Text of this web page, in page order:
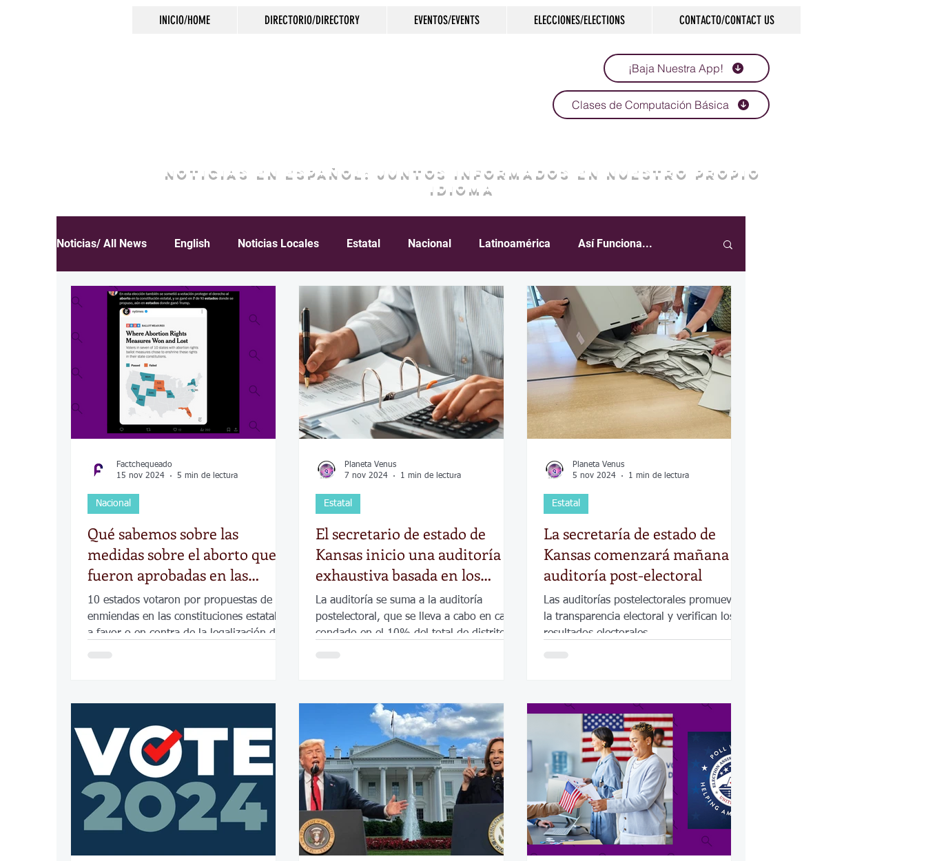
INICIO/HOME DIRECTORIO/DIRECTORY EVENTOS/EVENTS ELECCIONES/ELECTIONS CONTACTO/CONTACT US
¡Baja Nuestra App!
Clases de Computación Básica
NOTICIAS EN ESPAÑOL: JUNTOS INFORMADOS EN NUESTRO PROPIO
IDIOMA
Noticias/ All News English Noticias Locales Estatal Nacional Latinoamérica Así Funciona...
Español Educación Inmigración Crimen Negocios Salud Arte & Cultura Deportes
COVID-19 Política Tecnología Economía Elecciones Clima Vivienda Escuelas Calles
Desamparados Carreteras Comunidad Historias que inspiran Gobierno Espectáculos
Qué sabemos sobre las
medidas sobre el aborto que
fueron aprobadas en las
elecciones en 7 de 10 estados
10 estados votaron por propuestas de
enmiendas en las constituciones estatales
a favor o en contra de la legalización del
Nacional
Factchequeado
15 nov 2024
5 min de lectura
El secretario de estado de
Kansas inicio una auditoría
exhaustiva basada en los
resultados de dos reñidas
contiendas electorales
La auditoría se suma a la auditoría
postelectoral, que se lleva a cabo en cada
condado en el 10% del total de distritos
Estatal
Planeta Venus
7 nov 2024
1 min de lectura
La secretaría de estado de
Kansas comenzará mañana la
auditoría post-electoral
Las auditorías postelectorales promueven
la transparencia electoral y verifican los
resultados electorales.
Estatal
Planeta Venus
5 nov 2024
1 min de lectura